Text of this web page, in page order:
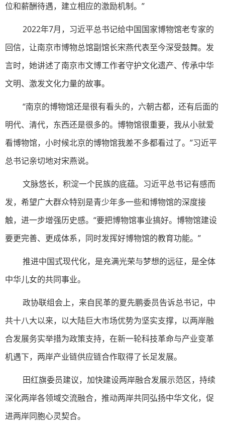
位和薪酬待遇，建立相应的激励机制。”
2022年7月，习近平总书记给中国国家博物馆老专家的
回信，让南京市博物总馆副馆长宋燕代表至今深受鼓舞。发
言时，她讲述了南京市文博工作者守护文化遗产、传承中华
文明、激发文化力量的故事。
“南京的博物馆还是很有看头的，六朝古都，还有后面的
明代、清代，东西还是很多的。博物馆很重要，我从小就爱
看博物馆，小时候北京的博物馆我差不多都看过了。”习近平
总书记亲切地对宋燕说。
文脉悠长，积淀一个民族的底蕴。习近平总书记有感而
发，希望广大群众特别是青少年多一些和博物馆的深度接
触，进一步增强历史感。“要把博物馆事业搞好。博物馆建设
要更完善、更成体系，同时发挥好博物馆的教育功能。”
推进中国式现代化，是充满光荣与梦想的远征，是全体
中华儿女的共同事业。
政协联组会上，来自民革的夏先鹏委员告诉总书记，中
共十八大以来，以大陆巨大市场优势为坚实支撑，以两岸融
合发展务实举措为政策支持，在新一轮科技革命与产业变革
机遇下，两岸产业链供应链合作取得了长足发展。
田红旗委员建议，加快建设两岸融合发展示范区，持续
深化两岸各领域交流融合，推动两岸共同弘扬中华文化，促
进两岸同胞心灵契合。